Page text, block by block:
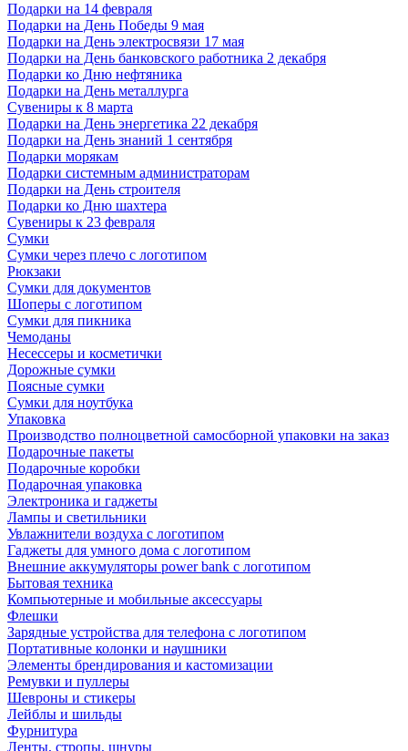
Подарки на 14 февраля
Подарки на День Победы 9 мая
Подарки на День электросвязи 17 мая
Подарки на День банковского работника 2 декабря
Подарки ко Дню нефтяника
Подарки на День металлурга
Сувениры к 8 марта
Подарки на День энергетика 22 декабря
Подарки на День знаний 1 сентября
Подарки морякам
Подарки системным администраторам
Подарки на День строителя
Подарки ко Дню шахтера
Сувениры к 23 февраля
Сумки
Сумки через плечо с логотипом
Рюкзаки
Сумки для документов
Шоперы с логотипом
Сумки для пикника
Чемоданы
Несессеры и косметички
Дорожные сумки
Поясные сумки
Сумки для ноутбука
Упаковка
Производство полноцветной самосборной упаковки на заказ
Подарочные пакеты
Подарочные коробки
Подарочная упаковка
Электроника и гаджеты
Лампы и светильники
Увлажнители воздуха с логотипом
Гаджеты для умного дома с логотипом
Внешние аккумуляторы power bank с логотипом
Бытовая техника
Компьютерные и мобильные аксессуары
Флешки
Зарядные устройства для телефона с логотипом
Портативные колонки и наушники
Элементы брендирования и кастомизации
Ремувки и пуллеры
Шевроны и стикеры
Лейблы и шильды
Фурнитура
Ленты, стропы, шнуры